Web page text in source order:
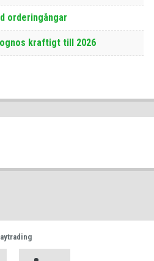
orderingångar
kraftigt till 2026